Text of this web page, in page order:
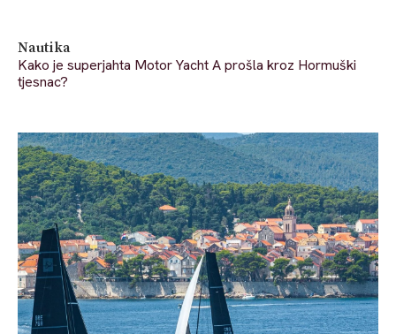
Nautika
Kako je superjahta Motor Yacht A prošla kroz Hormuški
tjesnac?